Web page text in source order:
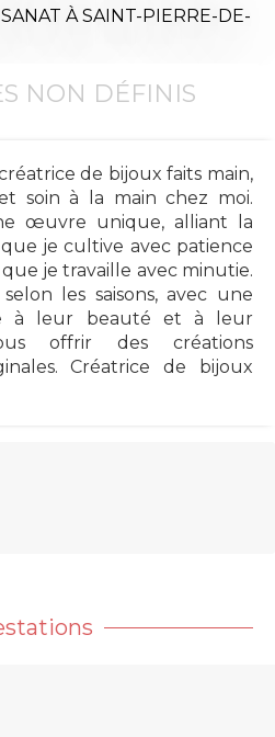
À SAINT-PIERRE-DE-
NON DÉFINIS
de bijoux faits main,
soin à la main chez moi.
œuvre unique, alliant la
je cultive avec patience
je travaille avec minutie.
les saisons, avec une
à leur beauté et à leur
offrir des créations
Créatrice de bijoux